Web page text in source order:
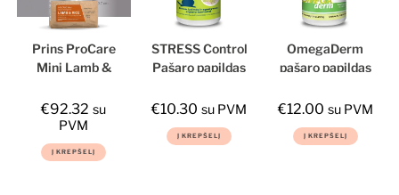
Prins ProCare
Mini Lamb &
Hypoallergic
sausas maistas
suaugusiems
mažų veislių
€92.32 su
PVM
Į KREPŠELĮ
STRESS Control
Pašaro papildas
€10.30 su PVM
Į KREPŠELĮ
OmegaDerm
pašaro papildas
katėms
€12.00 su PVM
Į KREPŠELĮ